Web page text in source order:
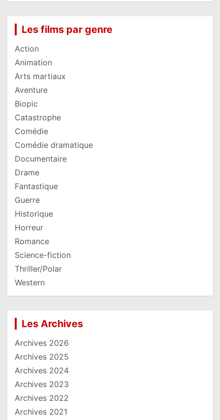
Les films par genre
Action
Animation
Arts martiaux
Aventure
Biopic
Catastrophe
Comédie
Comédie dramatique
Documentaire
Drame
Fantastique
Guerre
Historique
Horreur
Romance
Science-fiction
Thriller/Polar
Western
Les Archives
Archives 2026
Archives 2025
Archives 2024
Archives 2023
Archives 2022
Archives 2021